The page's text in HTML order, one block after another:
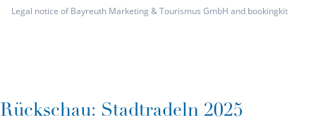
Legal notice of Bayreuth Marketing & Tourismus GmbH and bookingkit
Rückschau: Stadtradeln 2025